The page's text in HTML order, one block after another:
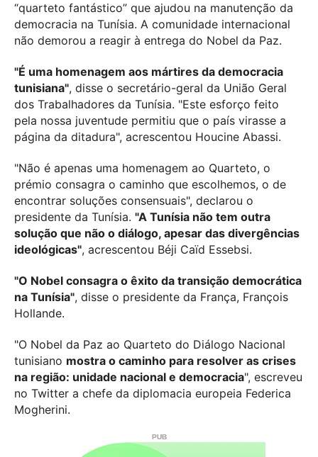
“quarteto fantástico” que ajudou na manutenção da
democracia na Tunísia. A comunidade internacional
não demorou a reagir à entrega do Nobel da Paz.
"É uma homenagem aos mártires da democracia
tunisiana", disse o secretário-geral da União Geral
dos Trabalhadores da Tunísia. "Este esforço feito
pela nossa juventude permitiu que o país virasse a
página da ditadura", acrescentou Houcine Abassi.
"Não é apenas uma homenagem ao Quarteto, o
prémio consagra o caminho que escolhemos, o de
encontrar soluções consensuais", declarou o
presidente da Tunísia. "A Tunísia não tem outra
solução que não o diálogo, apesar das divergências
ideológicas", acrescentou Béji Caïd Essebsi.
"O Nobel consagra o êxito da transição democrática
na Tunísia", disse o presidente da França, François
Hollande.
"O Nobel da Paz ao Quarteto do Diálogo Nacional
tunisiano mostra o caminho para resolver as crises
na região: unidade nacional e democracia", escreveu
no Twitter a chefe da diplomacia europeia Federica
Mogherini.